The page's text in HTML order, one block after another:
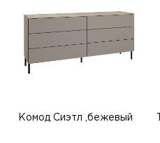
Комод Сиэтл ,бежевый